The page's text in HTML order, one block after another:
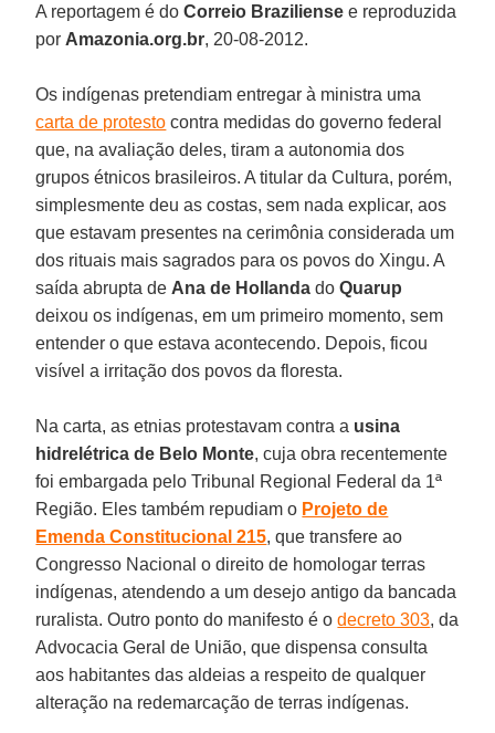
A reportagem é doCorreio Braziliense e reproduzida
por Amazonia.org.br, 20-08-2012.
Os indígenas pretendiam entregar à ministra uma
carta de protesto contra medidas do governo federal
que, na avaliação deles, tiram a autonomia dos
grupos étnicos brasileiros. A titular da Cultura, porém,
simplesmente deu as costas, sem nada explicar, aos
que estavam presentes na cerimônia considerada um
dos rituais mais sagrados para os povos do Xingu. A
saída abrupta de Ana de Hollanda doQuarup
deixou os indígenas, em um primeiro momento, sem
entender o que estava acontecendo. Depois, ficou
visível a irritação dos povos da floresta.
Na carta, as etnias protestavam contra a usina
hidrelétrica de Belo Monte, cuja obra recentemente
foi embargada pelo Tribunal Regional Federal da 1ª
Região. Eles também repudiam o Projeto de
Emenda Constitucional 215, que transfere ao
Congresso Nacional o direito de homologar terras
indígenas, atendendo a um desejo antigo da bancada
ruralista. Outro ponto do manifesto é odecreto 303, da
Advocacia Geral de União, que dispensa consulta
aos habitantes das aldeias a respeito de qualquer
alteração na redemarcação de terras indígenas.